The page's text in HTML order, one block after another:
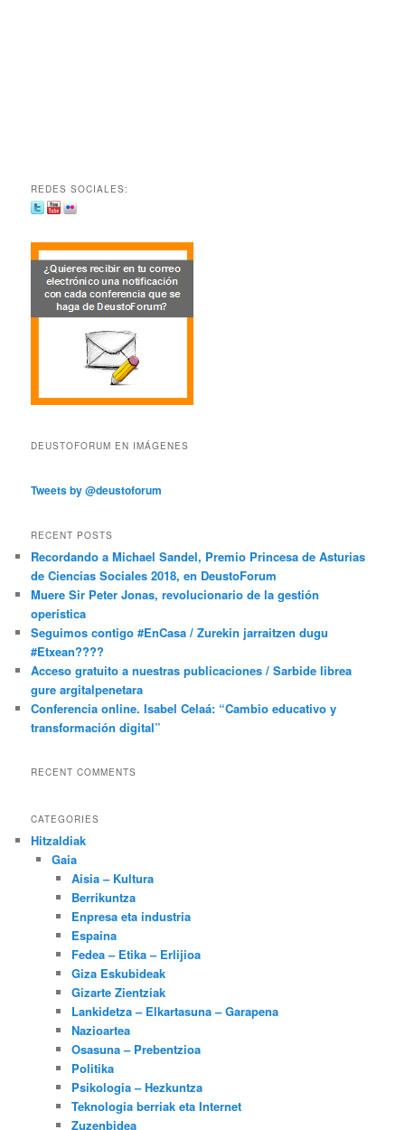
REDES SOCIALES:
DEUSTOFORUM EN IMÁGENES
Tweets by @deustoforum
RECENT POSTS
Recordando a Michael Sandel, Premio Princesa de Asturias
de Ciencias Sociales 2018, en DeustoForum
Muere Sir Peter Jonas, revolucionario de la gestión
operística
Seguimos contigo #EnCasa / Zurekin jarraitzen dugu
#Etxean????
Acceso gratuito a nuestras publicaciones / Sarbide librea
gure argitalpenetara
Conferencia online. Isabel Celaá: “Cambio educativo y
transformación digital”
RECENT COMMENTS
CATEGORIES
Hitzaldiak
Gaia
Aisia – Kultura
Berrikuntza
Enpresa eta industria
Espaina
Fedea – Etika – Erlijioa
Giza Eskubideak
Gizarte Zientziak
Lankidetza – Elkartasuna – Garapena
Nazioartea
Osasuna – Prebentzioa
Politika
Psikologia – Hezkuntza
Teknologia berriak eta Internet
Zuzenbidea